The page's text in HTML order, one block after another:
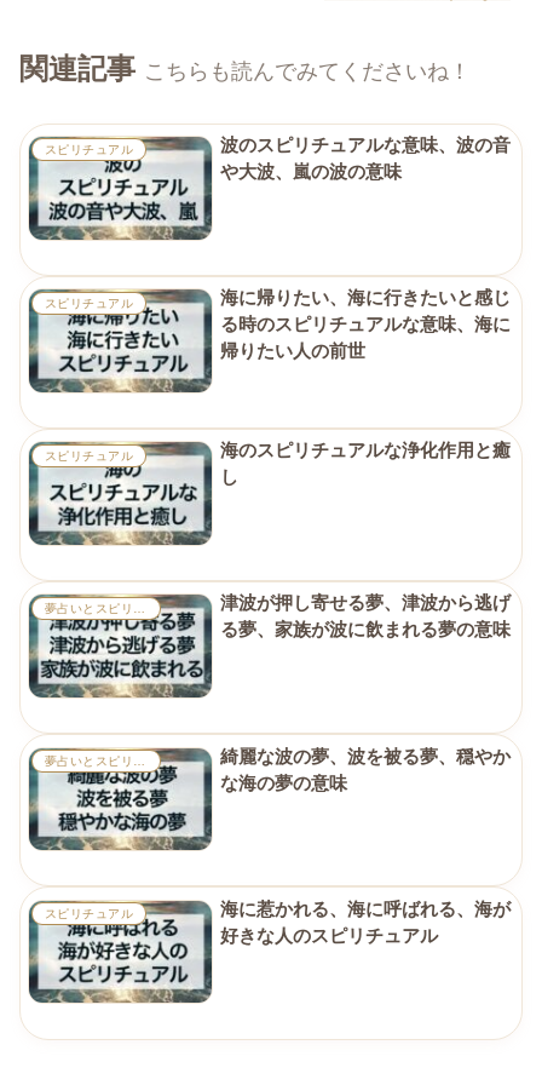
関連記事 こちらも読んでみてくださいね！
スピリチュアル
波のスピリチュアルな意味、波の音
や大波、嵐の波の意味
スピリチュアル
海に帰りたい、海に行きたいと感じ
る時のスピリチュアルな意味、海に
帰りたい人の前世
スピリチュアル
海のスピリチュアルな浄化作用と癒
し
津波が押し寄せる夢、津波から逃げ
る夢、家族が波に飲まれる夢の意味
綺麗な波の夢、波を被る夢、穏やか
な海の夢の意味
スピリチュアル
海に惹かれる、海に呼ばれる、海が
好きな人のスピリチュアル